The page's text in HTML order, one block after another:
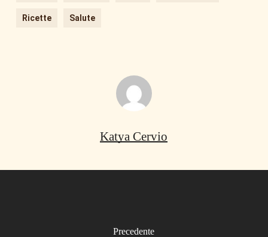
Ricette Salute
Katya Cervio
Precedente